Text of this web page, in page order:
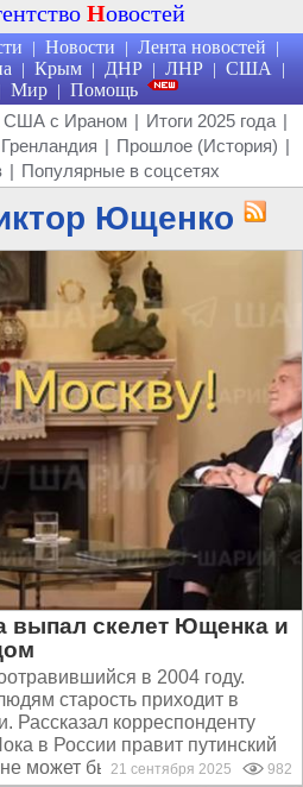
Новостей
| Новости | Лента новостей |
| Крым | ДНР | ЛНР | США |
Мир | Помощь
США с Ираном | Итоги 2025 года |
Гренландия | Прошлое (История) |
| Популярные в соцсетях
Ющенко
выпал скелет Ющенка и
в 2004 году.
старость приходит в
Рассказал корреспонденту
в России правит путинский
может быть в безопасности...
21 сентября 2025 982